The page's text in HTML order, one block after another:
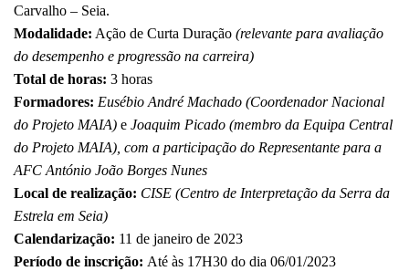
Carvalho – Seia.
Modalidade: Ação de Curta Duração (relevante para avaliação
do desempenho e progressão na carreira)
Total de horas: 3 horas
Formadores: Eusébio André Machado (Coordenador Nacional
do Projeto MAIA) e Joaquim Picado (membro da Equipa Central
do Projeto MAIA), com a participação do Representante para a
AFC António João Borges Nunes
Local de realização: CISE (Centro de Interpretação da Serra da
Estrela em Seia)
Calendarização: 11 de janeiro de 2023
Período de inscrição: Até às 17H30 do dia 06/01/2023